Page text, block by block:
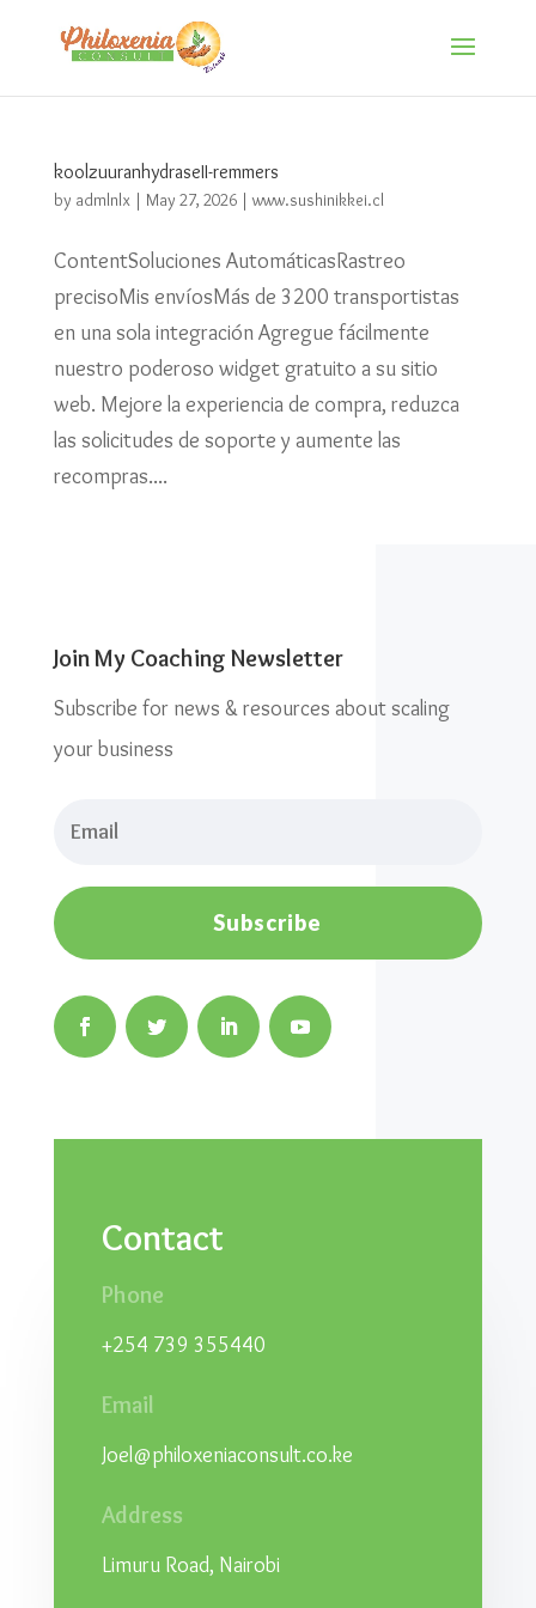
koolzuuranhydraseII-remmers
by admlnlx| May 27, 2026|www.sushinikkei.cl
ContentSoluciones AutomáticasRastreo
precisoMis envíosMás de 3200 transportistas
en una sola integración Agregue fácilmente
nuestro poderoso widget gratuito a su sitio
web. Mejore la experiencia de compra, reduzca
las solicitudes de soporte y aumente las
recompras....
Join My Coaching Newsletter
Subscribe for news & resources about scaling
your business
Subscribe
Contact
Phone
+254 739 355440
Email
Joel@philoxeniaconsult.co.ke
Address
Limuru Road, Nairobi